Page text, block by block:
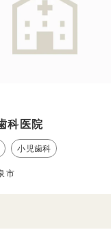
科医院
小児歯科
市